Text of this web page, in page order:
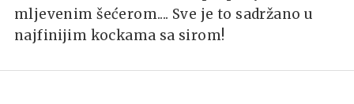
mljevenim šećerom.... Sve je to sadržano u
najfinijim kockama sa sirom!